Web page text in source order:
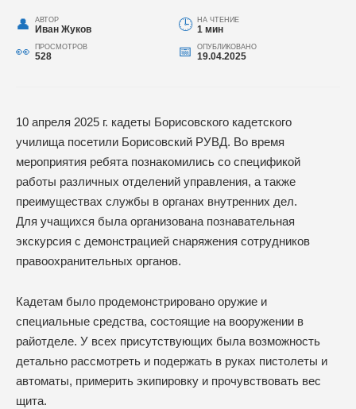
АВТОР
Иван Жуков
НА ЧТЕНИЕ
1 мин
ПРОСМОТРОВ
528
ОПУБЛИКОВАНО
19.04.2025
10 апреля 2025 г. кадеты Борисовского кадетского
училища посетили Борисовский РУВД. Во время
мероприятия ребята познакомились со спецификой
работы различных отделений управления, а также
преимуществах службы в органах внутренних дел.
Для учащихся была организована познавательная
экскурсия с демонстрацией снаряжения сотрудников
правоохранительных органов.
Кадетам было продемонстрировано оружие и
специальные средства, состоящие на вооружении в
райотделе. У всех присутствующих была возможность
детально рассмотреть и подержать в руках пистолеты и
автоматы, примерить экипировку и прочувствовать вес
щита.